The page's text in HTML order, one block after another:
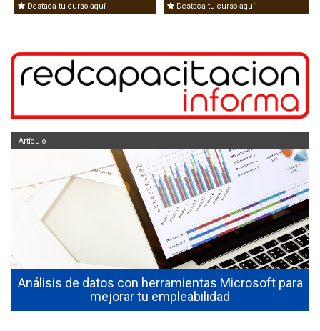
Destaca tu curso aquí Destaca tu curso aquí
Análisis de datos con herramientas Microsoft para
mejorar tu empleabilidad
Artículo